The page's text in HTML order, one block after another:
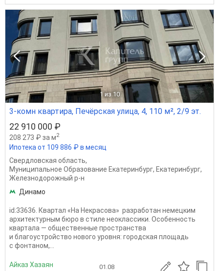
1 из 10
3-комн квартира, Печёрская улица, 4, 110 м², 2/9 эт.
22 910 000 ₽
208 273 ₽ за м2
Ипотека от 109 886 ₽ в месяц
Свердловская область,
Муниципальное Образование Екатеринбург, Екатеринбург,
Железнодорожный р-н
Динамо
id:33636. Квартал «На Некрасова» разработан немецким
архитектурным бюро в стиле неоклассики. Особенность
квартала — общественные пространства
и благоустройство нового уровня: городская площадь
с фонтаном,...
Айказ Хазаян 01.08